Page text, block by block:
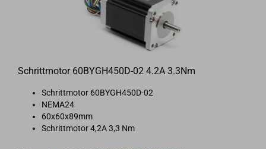
Schritt­mo­tor 60BYGH450D-​​02 4.2A 3.3Nm
Schritt­mo­tor 60BYGH450D-​02
NEMA24
60x60x89mm
Schritt­mo­tor 4,2A 3,3 Nm